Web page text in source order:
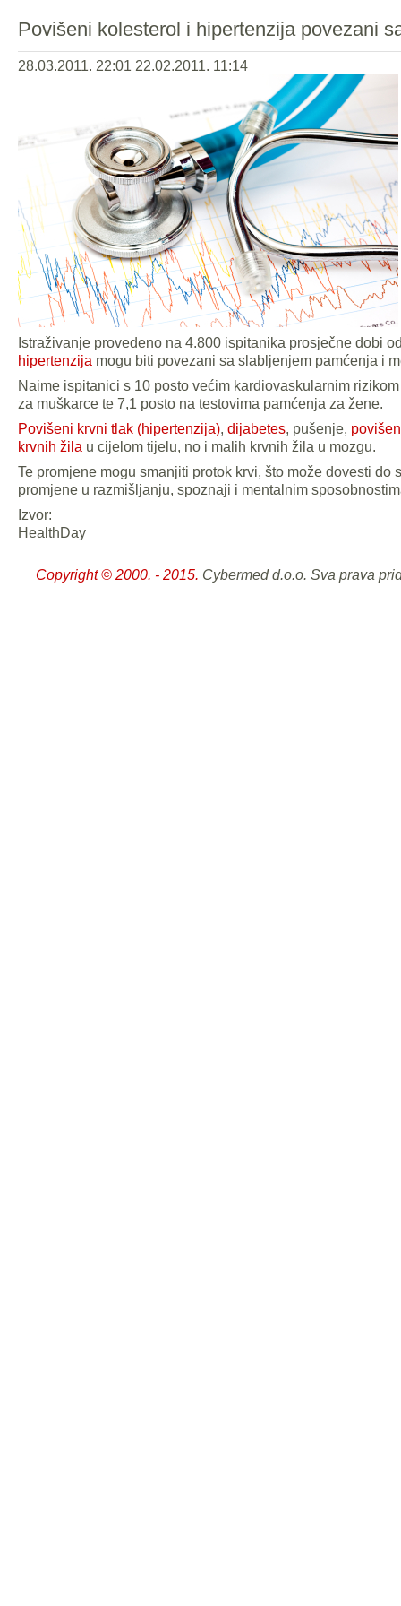
Povišeni kolesterol i hipertenzija povezani
28.03.2011. 22:01 22.02.2011. 11:14
Istraživanje provedeno na 4.800 ispitanika prosječne dobi
hipertenzija mogu biti povezani sa slabljenjem pamćenja i
Naime ispitanici s 10 posto većim kardiovaskularnim
za muškarce te 7,1 posto na testovima pamćenja za žene.
Povišeni krvni tlak (hipertenzija), dijabetes, pušenje,
krvnih žila u cijelom tijelu, no i malih krvnih žila u mozgu.
Te promjene mogu smanjiti protok krvi, što može dovesti
promjene u razmišljanju, spoznaji i mentalnim
Izvor:
HealthDay
Copyright © 2000. - 2015. Cybermed d.o.o. Sva prava